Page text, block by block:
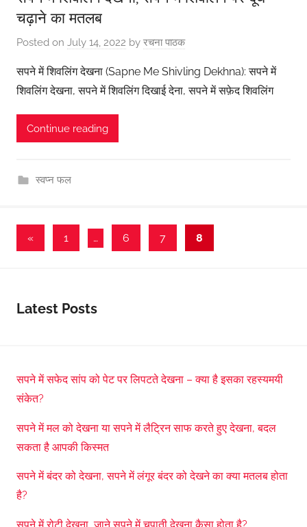
चढ़ाने का मतलब
Posted on July 14, 2022 by रचना पाठक
सपने में शिवलिंग देखना (Sapne Me Shivling Dekhna): सपने में
शिवलिंग देखना, सपने में शिवलिंग दिखाई देना, सपने में सफ़ेद शिवलिंग
Continue reading
स्वप्न फल
Posts
«Previous
1 … 6 7 8
Latest Posts
सपने में सफेद सांप को पेट पर लिपटते देखना – क्या है इसका रहस्यमयी
संकेत?
सपने में मल को देखना या सपने में लैट्रिन साफ करते हुए देखना, बदल
सकता है आपकी किस्मत
सपने में बंदर को देखना, सपने में लंगूर बंदर को देखने का क्या मतलब होता
है?
सपने में रोटी देखना, जाने सपने में चपाती देखना कैसा होता है?